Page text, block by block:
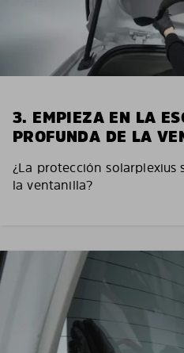
3. EMPIEZA EN LA
PROFUNDA DE LA
¿La protección
la ventanilla?